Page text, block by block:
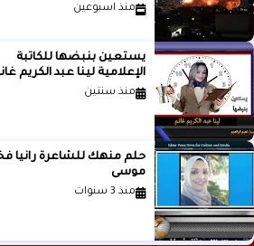
منذ اسبوعين
يستعين بنبضها للكاتبة
الإعلامية لينا عبد الكريم غانم
منذ سنتين
حلم منهك للشاعرة
موسى
منذ 3 سنوات